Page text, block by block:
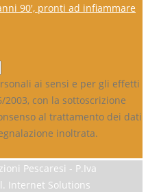
90′, pronti ad infiammare
ai sensi e per gli effetti
2003, con la sottoscrizione
al trattamento dei dati
inoltrata.
Pescaresi - P.Iva
Internet Solutions